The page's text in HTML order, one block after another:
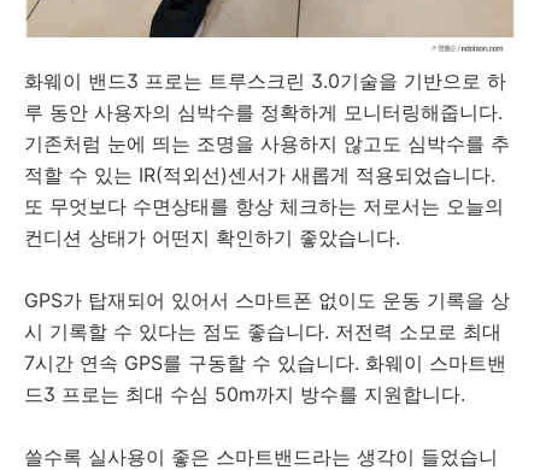
화웨이 밴드3 프로는 트루스크린 3.0기술을 기반으로 하
루 동안 사용자의 심박수를 정확하게 모니터링해줍니다.
기존처럼 눈에 띄는 조명을 사용하지 않고도 심박수를 추
적할 수 있는 IR(적외선)센서가 새롭게 적용되었습니다.
또 무엇보다 수면상태를 항상 체크하는 저로서는 오늘의
컨디션 상태가 어떤지 확인하기 좋았습니다.
GPS가 탑재되어 있어서 스마트폰 없이도 운동 기록을 상
시 기록할 수 있다는 점도 좋습니다. 저전력 소모로 최대
7시간 연속 GPS를 구동할 수 있습니다. 화웨이 스마트밴
드3 프로는 최대 수심 50m까지 방수를 지원합니다.
쓸수록 실사용이 좋은 스마트밴드라는 생각이 들었습니